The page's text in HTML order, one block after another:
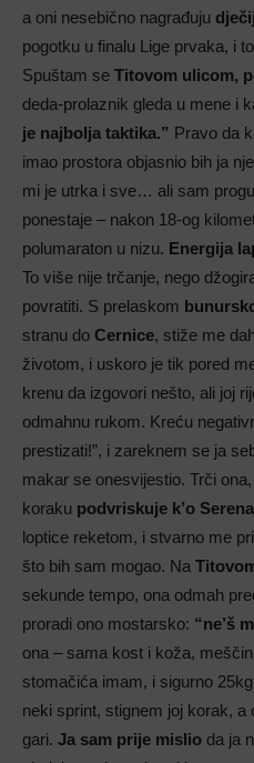
a oni nesebično nagrađuju
pogotku u finalu Lige prvaka, i
Spuštam se Titovom ulicom,
deda-prolaznik gleda u mene i
je najbolja taktika.” Pravo da
imao prostora objasnio bih ja
mi je utrka i sve… ali sam
ponestaje – nakon 18-og
polumaraton u nizu. Energija
To više nije trčanje, nego
povratiti. S prelaskom
stranu do Cernice, stiže me
životom, i uskoro je tik pored
krenu da izgovori nešto, ali joj
odmahnu rukom. Kreću
prestizati!”, i zareknem se ja
makar se onesvijestio. Trči
koraku podvriskuje k’o
loptice reketom, i stvarno me
što bih sam mogao. Na
sekunde tempo, ona odmah
proradi ono mostarsko: “ne’š
ona – sama kost i koža,
stomačića imam, i sigurno
neki sprint, stignem joj korak, a
gari. Ja sam prije mislio da ja